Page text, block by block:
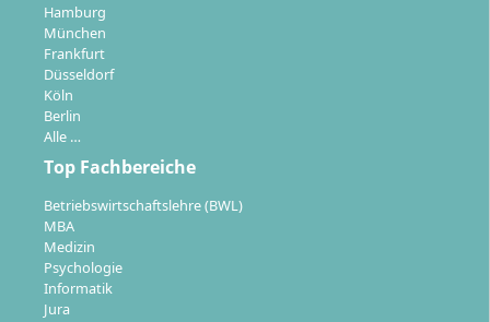
Hamburg
München
Frankfurt
Düsseldorf
Köln
Berlin
Alle …
Top Fachbereiche
Betriebswirtschaftslehre (BWL)
MBA
Medizin
Psychologie
Informatik
Jura